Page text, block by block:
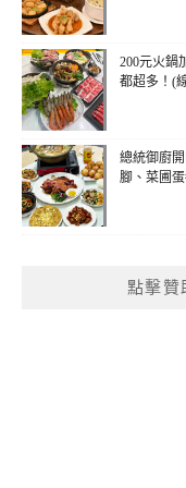
200元火鍋
都超多！(
總統御廚
腳、菜圃
點擊贊